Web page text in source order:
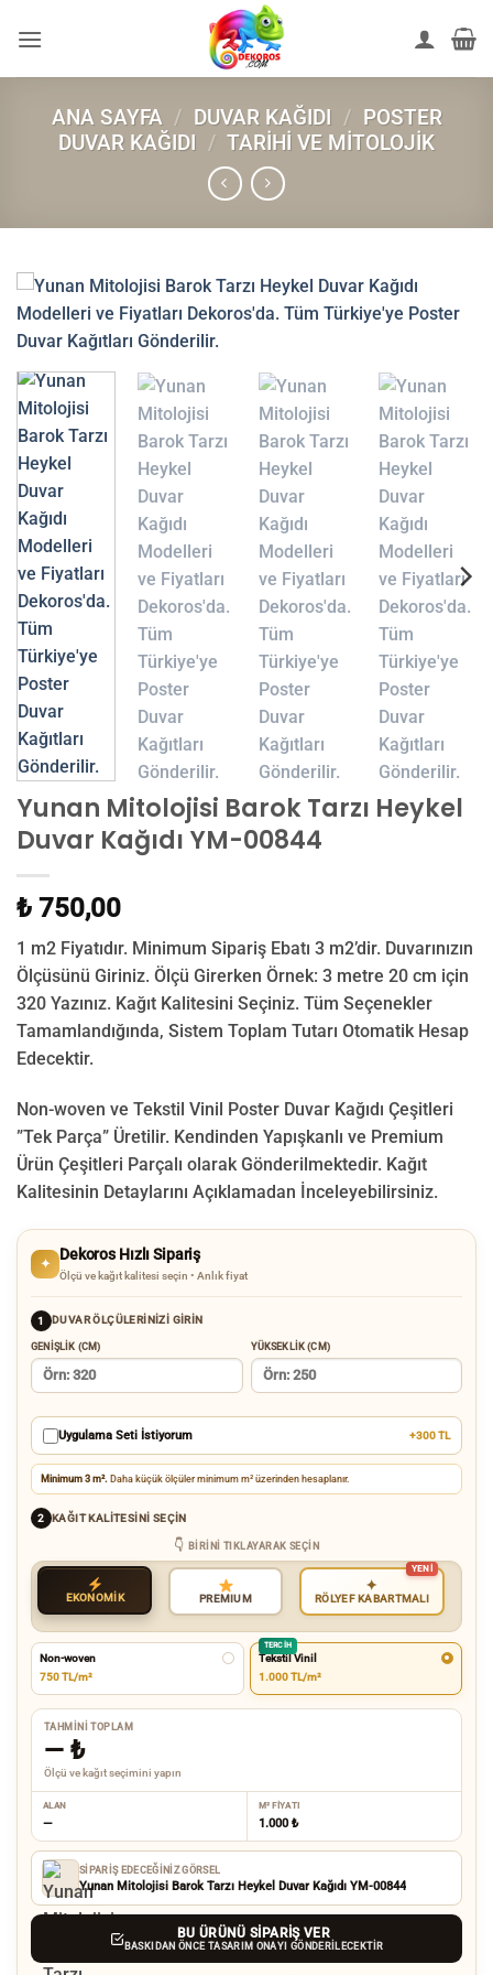
atla
ANA SAYFA / DUVAR KAĞIDI / POSTER
DUVAR KAĞIDI / TARIHI VE MITOLOJIK
Yunan Mitolojisi Barok Tarzı Heykel
Duvar Kağıdı YM-00844
₺ 750,00
1 m2 Fiyatıdır. Minimum Sipariş Ebatı 3 m2’dir. Duvarınızın
Ölçüsünü Giriniz. Ölçü Girerken Örnek: 3 metre 20 cm için
320 Yazınız. Kağıt Kalitesini Seçiniz. Tüm Seçenekler
Tamamlandığında, Sistem Toplam Tutarı Otomatik Hesap
Edecektir.
Non-woven ve Tekstil Vinil Poster Duvar Kağıdı Çeşitleri
”Tek Parça” Üretilir. Kendinden Yapışkanlı ve Premium
Ürün Çeşitleri Parçalı olarak Gönderilmektedir. Kağıt
Kalitesinin Detaylarını Açıklamadan İnceleyebilirsiniz.
✦
Dekoros Hızlı Sipariş
Ölçü ve kağıt kalitesi seçin • Anlık fiyat
1 DUVAR ÖLÇÜLERINIZI GIRIN
GENIŞLIK (CM) YÜKSEKLIK (CM)
Uygulama Seti İstiyorum +300 TL
Minimum 3 m². Daha küçük ölçüler minimum m² üzerinden hesaplanır.
2 KAĞIT KALITESINI SEÇIN
BIRINI TIKLAYARAK SEÇIN
EKONOMİK PREMIUM
✦
RÖLYEF KABARTMALI
Non-woven
750 TL/m²
TERCIH
Tekstil Vinil
1.000 TL/m²
TAHMINI TOPLAM
— ₺
Ölçü ve kağıt seçimini yapın
ALAN
—
M² FIYATI
1.000 ₺
SIPARIŞ EDECEĞINIZ GÖRSEL
Yunan Mitolojisi Barok Tarzı Heykel Duvar Kağıdı YM-00844
BU ÜRÜNÜ SIPARIŞ VER
BASKIDAN ÖNCE TASARIM ONAYI GÖNDERILECEKTIR